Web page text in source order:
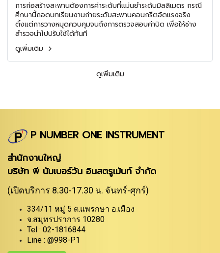
การก่อสร้างสะพานต้องการค่าระดับที่แม่นยำระดับมิลลิเมตร กรณี
ศึกษานี้ถอดบทเรียนงานถ่ายระดับสะพานคอนกรีตอัดแรงจริง
ตั้งแต่การวางหมุดควบคุมจนถึงการตรวจสอบค่าปิด เพื่อให้ช่าง
สำรวจนำไปปรับใช้ได้ทันที
ดูเพิ่มเติม
ดูเพิ่มเติม
P NUMBER ONE INSTRUMENT
สำนักงานใหญ่
บริษัท พี นัมเบอร์วัน อินสตรูเม้นท์ จำกัด
(เปิดบริการ 8.30-17.30 น. จันทร์-ศุกร์)
334/11 หมู่ 5 ต.แพรกษา อ.เมือง
จ.สมุทรปราการ 10280
Tel : 02-1816844
Line : @998-P1